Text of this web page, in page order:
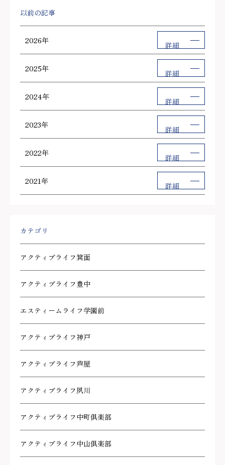
以前の記事
2026年 詳細
2025年 詳細
2024年 詳細
2023年 詳細
2022年 詳細
2021年 詳細
カテゴリ
アクティブライフ箕面
アクティブライフ豊中
エスティームライフ学園前
アクティブライフ神戸
アクティブライフ芦屋
アクティブライフ夙川
アクティブライフ中町倶楽部
アクティブライフ中山倶楽部